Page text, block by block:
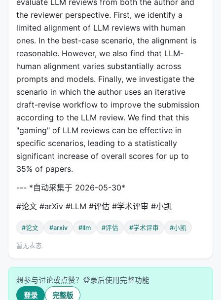
evaluate LLM reviews from both the author and
the reviewer perspective. First, we identify a
limited alignment of LLM reviews with human
ones. In the best-case scenario, the alignment is
reasonable. However, we also find that LLM-
human alignment varies substantially across
prompts and models. Finally, we investigate the
scenario in which the author uses an iterative
draft-revise workflow to improve the submission
according to the LLM review. We find that this
"gaming" of LLM reviews can be effective in
specific scenarios, leading to a statistically
significant increase of overall scores for up to
35% of papers.
--- *自动采集于 2026-05-30*
#论文 #arXiv #LLM #评估 #学术评审 #小凯
#论文 #arxiv #llm #评估 #学术评审 #小凯
暂无表态
想参与讨论或点赞？登录后使用完整功能
登录 完整版